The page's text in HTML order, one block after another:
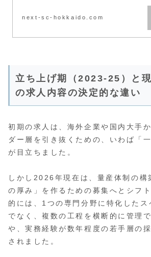
next-sc-hokkaido.com
立ち上げ期（2023-25）と
の求人内容の決定的な違い
初期の求人は、海外企業や国内大手
ダー層を引き抜くための、いわば「
が目立ちました。
しかし2026年現在は、量産体制の構
の厚み」を作るための募集へとシフ
的には、1つの専門分野に特化したス
でなく、複数の工程を横断的に管理
や、実務経験が数年程度の若手層の
されました。